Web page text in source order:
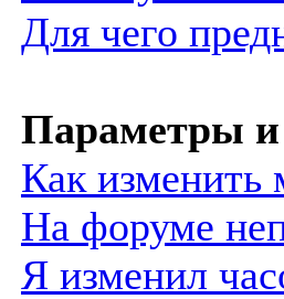
Для чего
Параметры и
Как изменить
На форуме
Я изменил